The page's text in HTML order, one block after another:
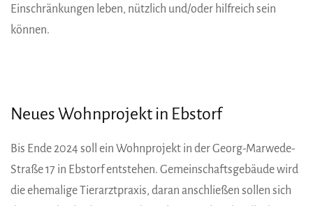
Einschränkungen leben, nützlich und/oder hilfreich sein
können.
Neues Wohnprojekt in Ebstorf
Bis Ende 2024 soll ein Wohnprojekt in der Georg-Marwede-
Straße 17 in Ebstorf entstehen. Gemeinschaftsgebäude wird
die ehemalige Tierarztpraxis, daran anschließen sollen sich